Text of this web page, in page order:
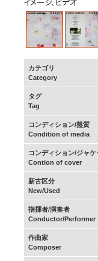
カテゴリ
Category
タグ
Tag
コンディション/盤質
Condition of media
コンディション/ジャケ
Contion of cover
新古区分
New/Used
指揮者/演奏者
Conductor/Performer
作曲家
Composer